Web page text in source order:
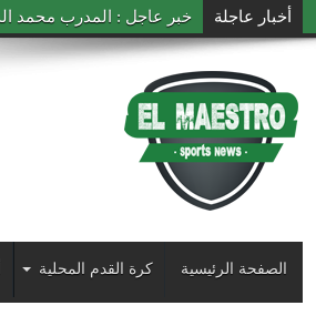
أخبار عاجلة خبر عاجل : المدرب محمد
الصفحة الرئيسية كرة القدم المحلية